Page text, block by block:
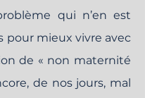
qui n’en est
pour mieux vivre avec
de « non maternité
de nos jours, mal